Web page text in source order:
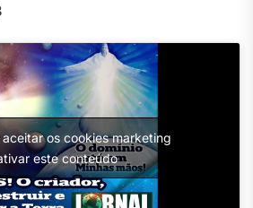
os cookies marketing
este conteúdo